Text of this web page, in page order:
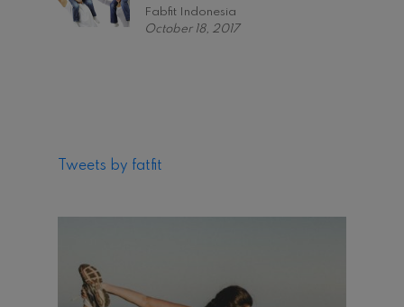
Fabfit Indonesia
October 18, 2017
Tweets by fatfit